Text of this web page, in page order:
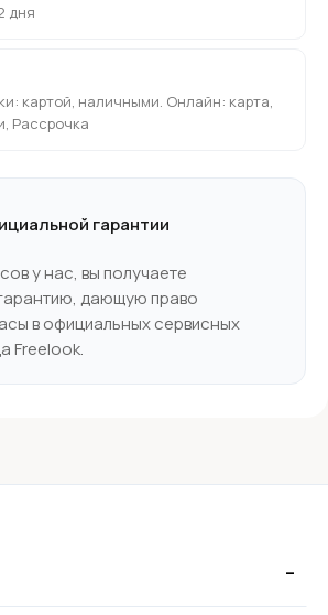
дня
картой, наличными. Онлайн: карта,
Рассрочка
гарантии
у нас, вы получаете
дающую право
в официальных сервисных
Freelook.
-